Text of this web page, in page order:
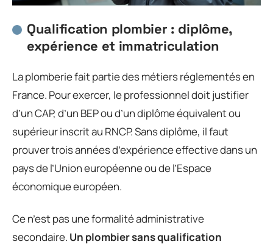
Qualification plombier : diplôme,
expérience et immatriculation
La plomberie fait partie des métiers réglementés en
France. Pour exercer, le professionnel doit justifier
d’un CAP, d’un BEP ou d’un diplôme équivalent ou
supérieur inscrit au RNCP. Sans diplôme, il faut
prouver trois années d’expérience effective dans un
pays de l’Union européenne ou de l’Espace
économique européen.
Ce n’est pas une formalité administrative
secondaire. Un plombier sans qualification